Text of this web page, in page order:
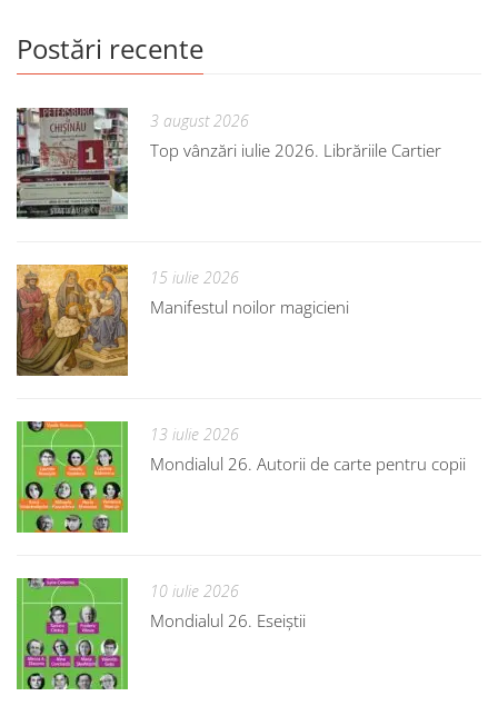
Postări recente
3 august 2026
Top vânzări iulie 2026. Librăriile Cartier
15 iulie 2026
Manifestul noilor magicieni
13 iulie 2026
Mondialul 26. Autorii de carte pentru copii
10 iulie 2026
Mondialul 26. Eseiștii